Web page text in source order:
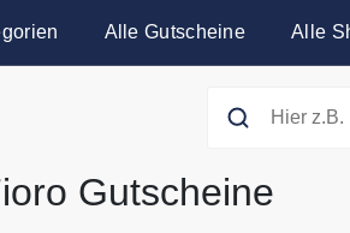
Alle Gutscheine Alle
Gutscheine